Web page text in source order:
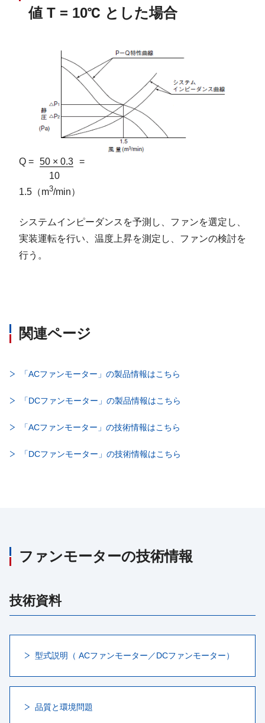
値 T = 10℃ とした場合
Q = 50 × 0.3
10
=
1.5（m3/min）
システムインピーダンスを予測し、ファンを選定し、
実装運転を行い、温度上昇を測定し、ファンの検討を
行う。
関連ページ
「ACファンモーター」の製品情報はこちら
「DCファンモーター」の製品情報はこちら
「ACファンモーター」の技術情報はこちら
「DCファンモーター」の技術情報はこちら
ファンモーターの技術情報
技術資料
型式説明（ ACファンモーター／DCファンモーター）
品質と環境問題